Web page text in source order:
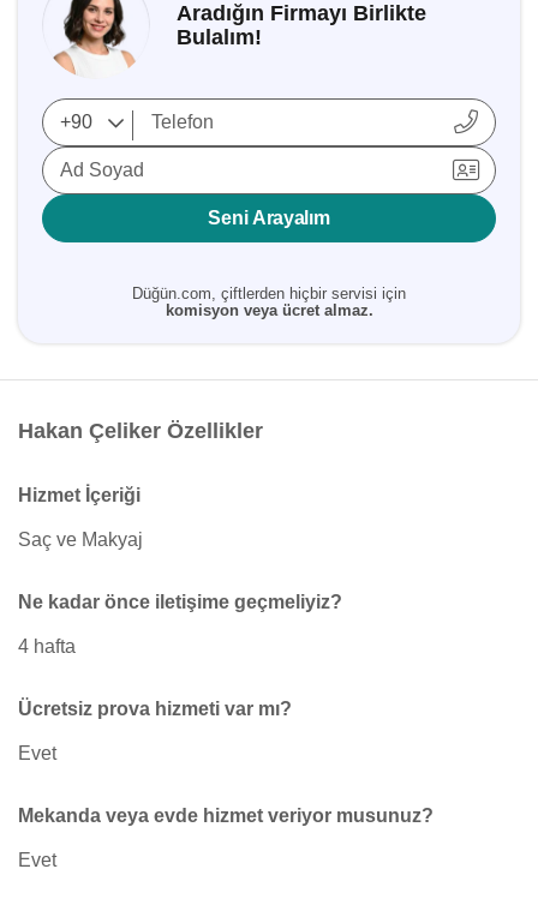
Aradığın Firmayı Birlikte
Bulalım!
Ad Soyad
Seni Arayalım
Düğün.com, çiftlerden hiçbir servisi için
komisyon veya ücret almaz.
Hakan Çeliker Özellikler
Hizmet İçeriği
Saç ve Makyaj
Ne kadar önce iletişime geçmeliyiz?
4 hafta
Ücretsiz prova hizmeti var mı?
Evet
Mekanda veya evde hizmet veriyor musunuz?
Evet